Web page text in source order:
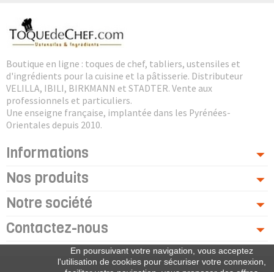
Boutique en ligne : toques de chef, tabliers, ustensiles et
d'ingrédients pour la cuisine et la pâtisserie. Distributeur
VELILLA, IBILI, BIRKMANN et STADTER. Vente aux
professionnels et particuliers.
Une enseigne française, implantée dans les Pyrénées-
Orientales depuis 2010.
Informations
Nos produits
Notre société
Contactez-nous
En poursuivant votre navigation, vous acceptez
l'utilisation de cookies pour sécuriser votre connexion,